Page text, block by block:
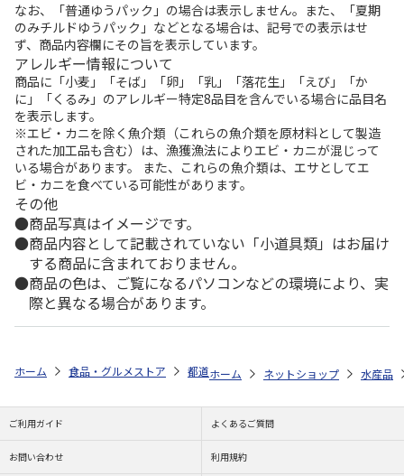
なお、「普通ゆうパック」の場合は表示しません。また、「夏期
のみチルドゆうパック」などとなる場合は、記号での表示はせ
ず、商品内容欄にその旨を表示しています。
アレルギー情報について
商品に「小麦」「そば」「卵」「乳」「落花生」「えび」「か
に」「くるみ」のアレルギー特定8品目を含んでいる場合に品目名
を表示します。
※エビ・カニを除く魚介類（これらの魚介類を原材料として製造
された加工品も含む）は、漁獲漁法によりエビ・カニが混じって
いる場合があります。 また、これらの魚介類は、エサとしてエ
ビ・カニを食べている可能性があります。
その他
商品写真はイメージです。
商品内容として記載されていない「小道具類」はお届け
する商品に含まれておりません。
商品の色は、ご覧になるパソコンなどの環境により、実
際と異なる場合があります。
ホーム 食品・グルメストア 都道府県から探す 千葉県 片口いわ
ホーム ネットショップ 水産品
ご利用ガイド よくあるご質問
お問い合わせ 利用規約